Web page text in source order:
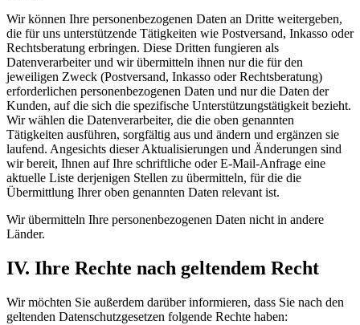
Wir können Ihre personenbezogenen Daten an Dritte weitergeben,
die für uns unterstützende Tätigkeiten wie Postversand, Inkasso oder
Rechtsberatung erbringen. Diese Dritten fungieren als
Datenverarbeiter und wir übermitteln ihnen nur die für den
jeweiligen Zweck (Postversand, Inkasso oder Rechtsberatung)
erforderlichen personenbezogenen Daten und nur die Daten der
Kunden, auf die sich die spezifische Unterstützungstätigkeit bezieht.
Wir wählen die Datenverarbeiter, die die oben genannten
Tätigkeiten ausführen, sorgfältig aus und ändern und ergänzen sie
laufend. Angesichts dieser Aktualisierungen und Änderungen sind
wir bereit, Ihnen auf Ihre schriftliche oder E-Mail-Anfrage eine
aktuelle Liste derjenigen Stellen zu übermitteln, für die die
Übermittlung Ihrer oben genannten Daten relevant ist.
Wir übermitteln Ihre personenbezogenen Daten nicht in andere
Länder.
IV. Ihre Rechte nach geltendem Recht
Wir möchten Sie außerdem darüber informieren, dass Sie nach den
geltenden Datenschutzgesetzen folgende Rechte haben: